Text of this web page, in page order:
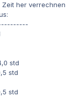
her verrechnen
std
std
std